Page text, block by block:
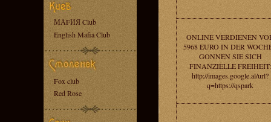
МАFИЯ Club
English Mafia Club
Fox club
Red Rose
ONLINE VERDIENEN
5968 EURO IN DER
GONNEN SIE SICH
FINANZIELLE FREIHEIT:
http://images.google.al/url?
q=https://qspark